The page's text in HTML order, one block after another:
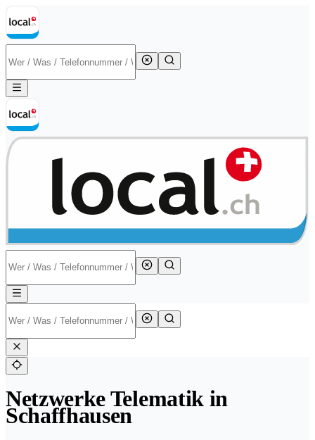
Netzwerke Telematik in
Schaffhausen